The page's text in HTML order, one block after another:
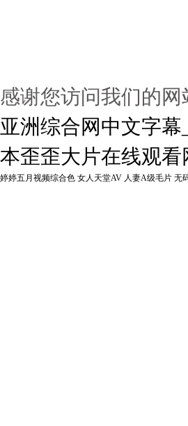
感谢您访问我们的
亚洲综合网中文字
本歪歪大片在线观看
婷婷五月视频综合色 女人天堂AV 人妻A级毛片 无